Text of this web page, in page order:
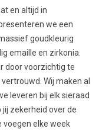
en altijd in
we een
goudkleurig
emaille en zirkonia.
door voorzichtig te
Wij maken al
leveren bij elk sieraad
zekerheid over de
voegen elke week